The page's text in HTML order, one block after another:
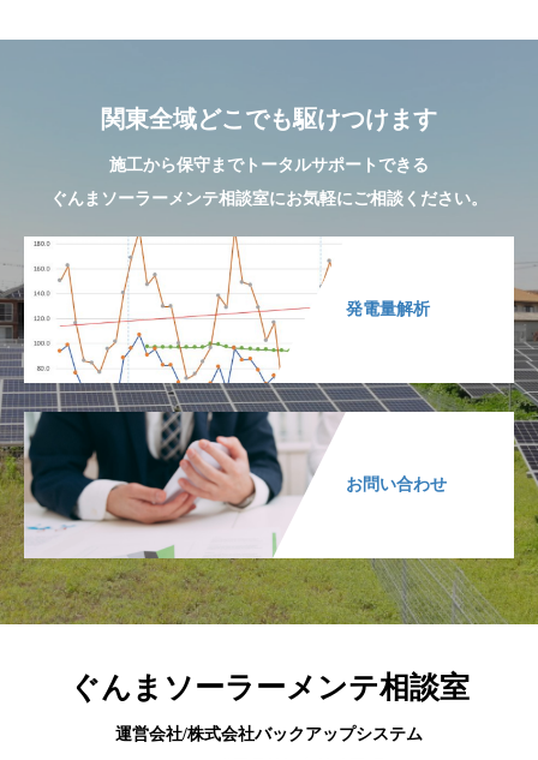
関東全域どこでも駆けつけます
施工から保守までトータルサポートできる
ぐんまソーラーメンテ相談室にお気軽にご相談ください。
発電量解析
お問い合わせ
ぐんまソーラーメンテ相談室
運営会社/株式会社バックアップシステム